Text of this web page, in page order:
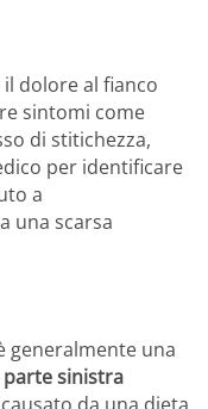
dolore al fianco
sintomi come
di stitichezza,
per identificare
a
una scarsa
generalmente una
sinistra